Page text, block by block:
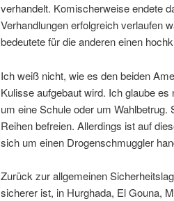
verhandelt. Komischerweise endete
Verhandlungen erfolgreich verlaufen
bedeutete für die anderen einen
Ich weiß nicht, wie es den beiden
Kulisse aufgebaut wird. Ich glaube
um eine Schule oder um
Reihen befreien. Allerdings ist auf
sich um einen Drogenschmuggler
Zurück zur allgemeinen
sicherer ist, in Hurghada, El Gouna,